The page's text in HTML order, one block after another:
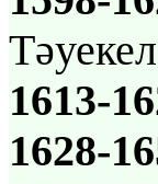
1613-
1628-